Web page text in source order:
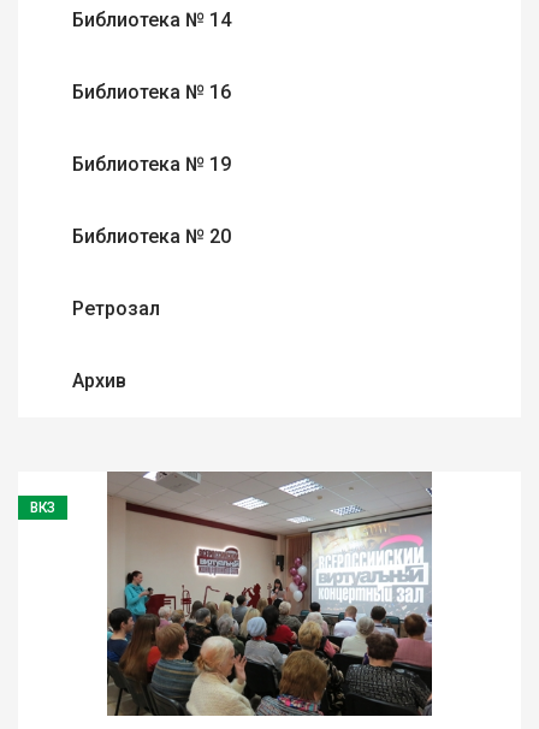
Библиотека № 14
Библиотека № 16
Библиотека № 19
Библиотека № 20
Ретрозал
Архив
ВКЗ